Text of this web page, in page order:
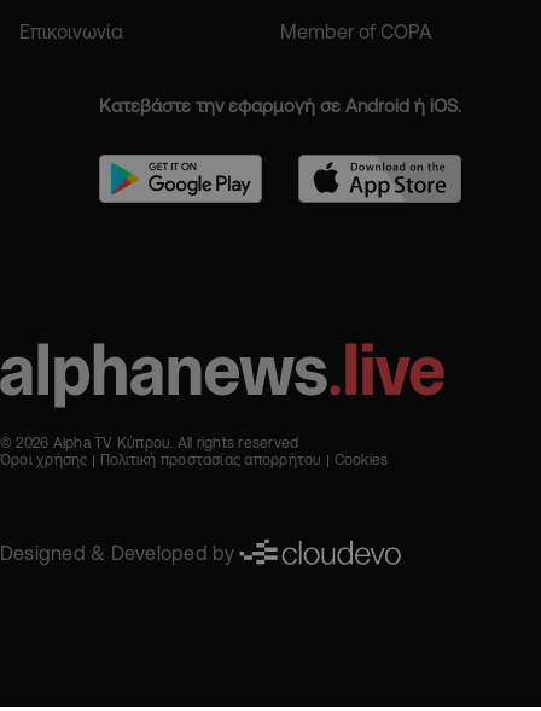
Επικοινωνία Member of COPA
Κατεβάστε την εφαρμογή σε Android ή iOS.
© 2026 Alpha TV Κύπρου. All rights reserved
Όροι χρήσης
Πολιτική προστασίας απορρήτου Cookies
Designed & Developed by